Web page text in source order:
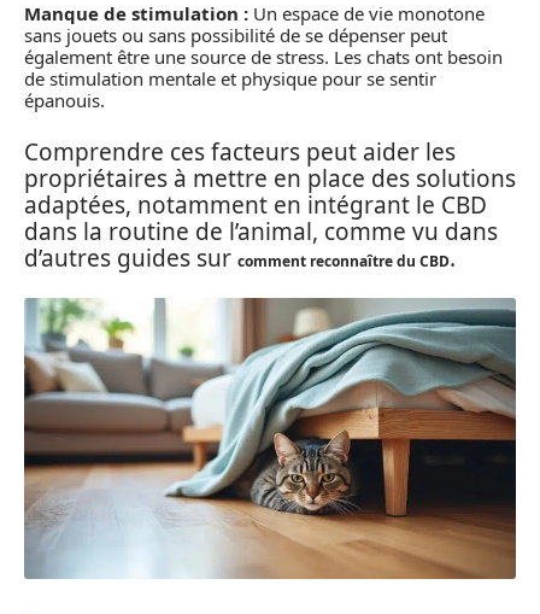
Manque de stimulation : Un espace de vie monotone
sans jouets ou sans possibilité de se dépenser peut
également être une source de stress. Les chats ont besoin
de stimulation mentale et physique pour se sentir
épanouis.
Comprendre ces facteurs peut aider les
propriétaires à mettre en place des solutions
adaptées, notamment en intégrant le CBD
dans la routine de l’animal, comme vu dans
d’autres guides sur comment reconnaître du CBD.